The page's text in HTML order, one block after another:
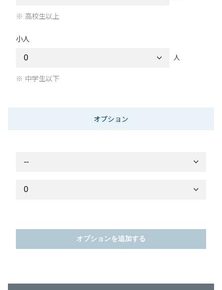
高校生以上
小人
人
中学生以下
オプション
オプションを追加する